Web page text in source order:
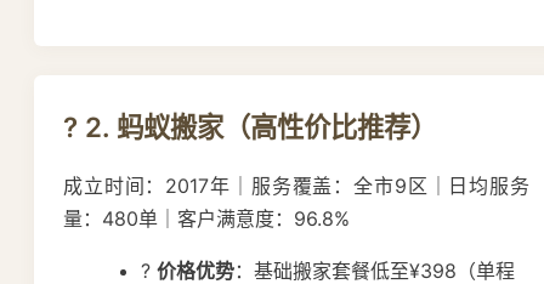
? 2. 蚂蚁搬家（高性价比推荐）
成立时间：2017年｜服务覆盖：全市9区｜日均服务
量：480单｜客户满意度：96.8%
? 价格优势：基础搬家套餐低至¥398（单程